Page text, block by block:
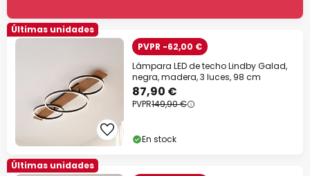
Últimas unidades
PVPR -62,00 €
Lámpara LED de techo Lindby Galad,
negra, madera, 3 luces, 98 cm
87,90 €
PVPR149,90 €
En stock
Últimas unidades